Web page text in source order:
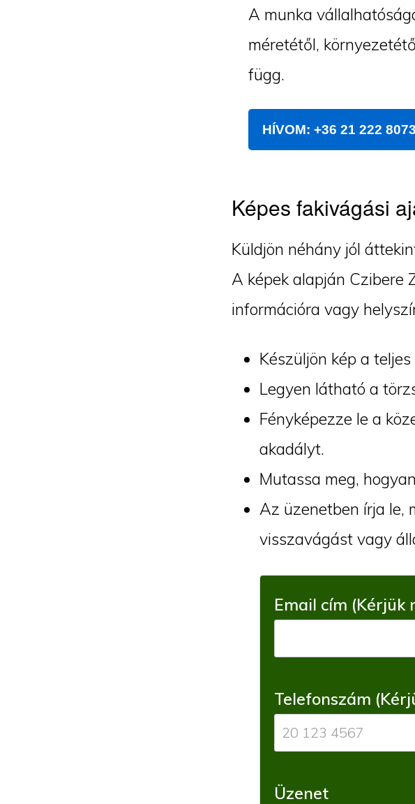
A munka
méretétől,
függ.
HÍVOM: +36 21 222 8073
Képes fakivágási
Küldjön néhány jól
A képek alapján Czibere
információra vagy
Készüljön kép a
Legyen látható a
Fényképezze le a
akadályt.
Mutassa meg,
Az üzenetben írja le,
visszavágást vagy
Email cím (Kérjük
Telefonszám
Üzenet